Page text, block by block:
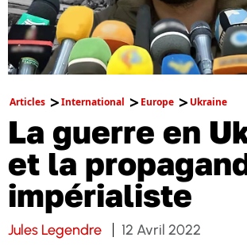
Articles International Europe Ukraine
La guerre en
et la
impérialiste
Jules Legendre 12 Avril 2022